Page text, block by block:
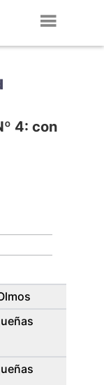
4: con